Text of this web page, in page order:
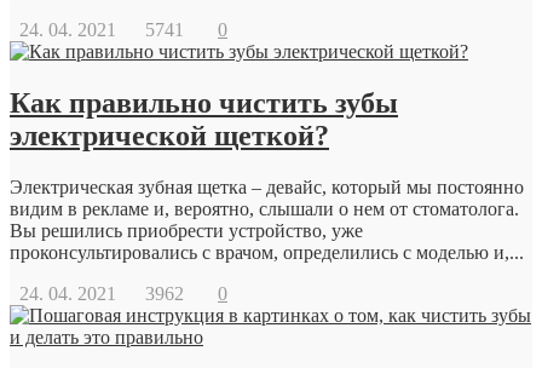
24. 04. 2021
5741 0
Как правильно чистить зубы
электрической щеткой?
Электрическая зубная щетка – девайс, который мы постоянно
видим в рекламе и, вероятно, слышали о нем от стоматолога.
Вы решились приобрести устройство, уже
проконсультировались с врачом, определились с моделью и,...
24. 04. 2021
3962 0